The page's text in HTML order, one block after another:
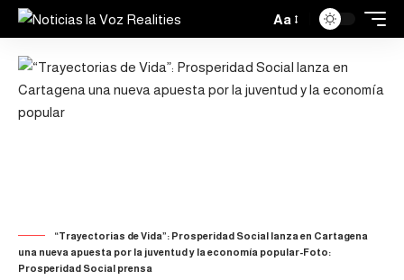
Aa
“Trayectorias de Vida”: Prosperidad Social lanza en Cartagena
una nueva apuesta por la juventud y la economía popular-Foto:
Prosperidad Social prensa